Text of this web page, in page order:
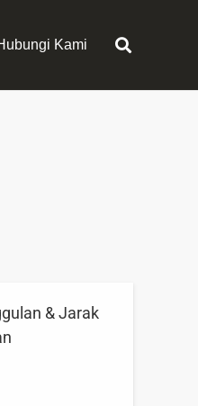
Kami
& Jarak